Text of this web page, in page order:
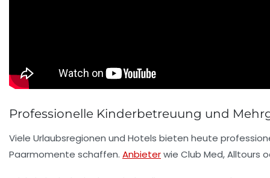
Professionelle Kinderbetreuung und
Viele Urlaubsregionen und Hotels bieten heute
Paarmomente schaffen. Anbieterwie Club Med,Alltours